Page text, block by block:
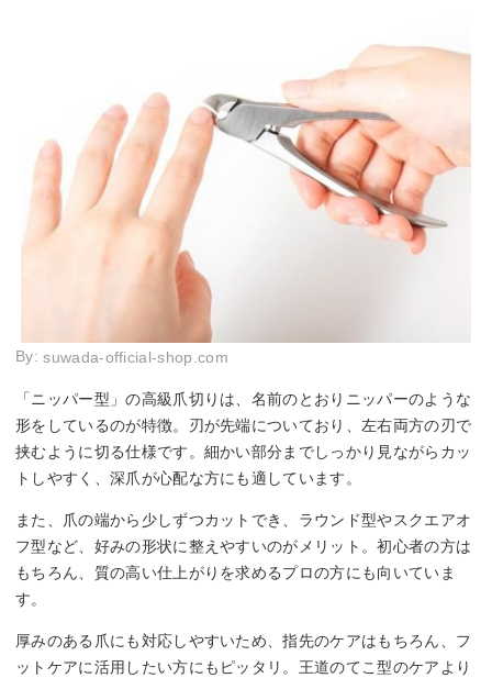
By: suwada-official-shop.com
「ニッパー型」の高級爪切りは、名前のとおりニッパーのような
形をしているのが特徴。刃が先端についており、左右両方の刃で
挟むように切る仕様です。細かい部分までしっかり見ながらカッ
トしやすく、深爪が心配な方にも適しています。
また、爪の端から少しずつカットでき、ラウンド型やスクエアオ
フ型など、好みの形状に整えやすいのがメリット。初心者の方は
もちろん、質の高い仕上がりを求めるプロの方にも向いていま
す。
厚みのある爪にも対応しやすいため、指先のケアはもちろん、フ
ットケアに活用したい方にもピッタリ。王道のてこ型のケアより